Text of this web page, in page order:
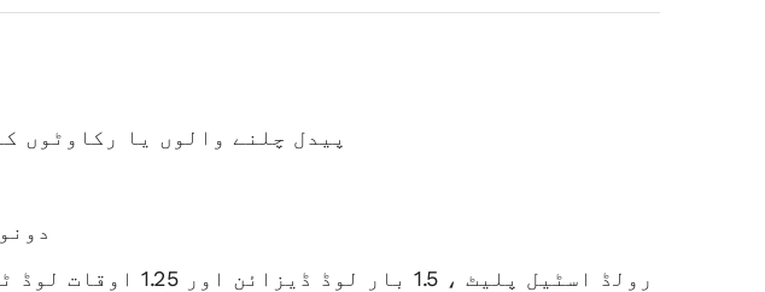
پیدل چلنے والوں یا رکاوٹوں
ساختی حصے Q235B رولڈ اسٹیل پلیٹ ، 1.5 بار لوڈ ڈیزائن اور 1.25 اوقات لوڈ ٹیسٹ سے بنے ہیں۔